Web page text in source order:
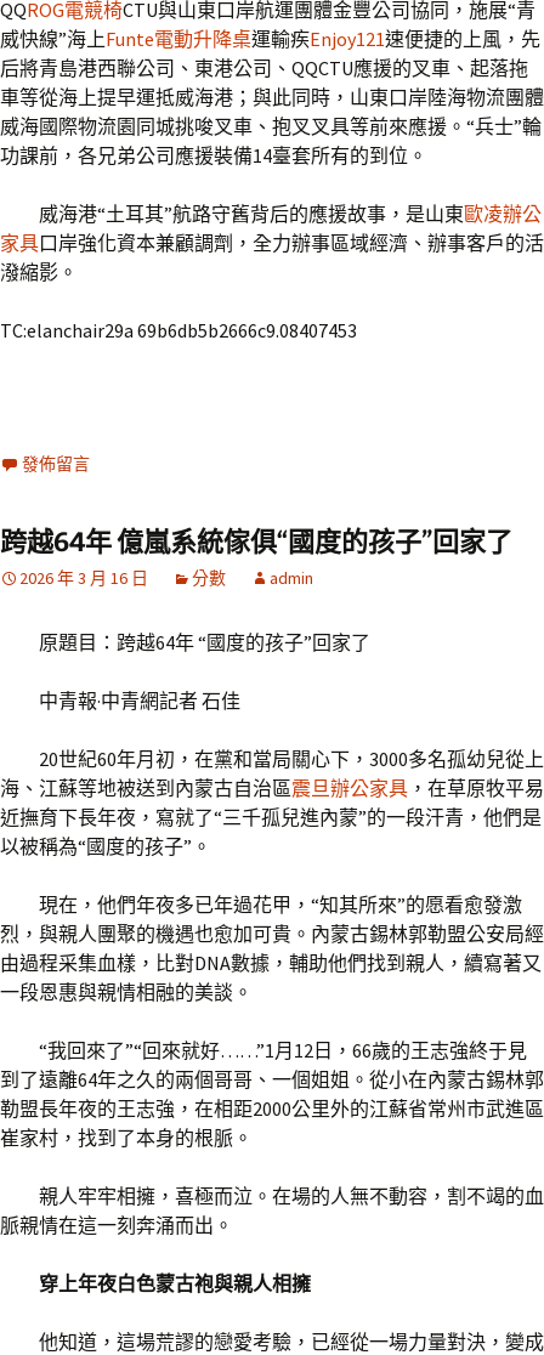
QQROG電競椅CTU與山東口岸航運團體金豐公司協同，施展“青
威快線”海上Funte電動升降桌運輸疾Enjoy121速便捷的上風，先
后將青島港西聯公司、東港公司、QQCTU應援的叉車、起落拖
車等從海上提早運抵威海港；與此同時，山東口岸陸海物流團體
威海國際物流園同城挑唆叉車、抱叉叉具等前來應援。“兵士”輪
功課前，各兄弟公司應援裝備14臺套所有的到位。
威海港“土耳其”航路守舊背后的應援故事，是山東歐凌辦公
家具口岸強化資本兼顧調劑，全力辦事區域經濟、辦事客戶的活
潑縮影。
TC:elanchair29a 69b6db5b2666c9.08407453
發佈留言
跨越64年 億嵐系統傢俱“國度的孩子”回家了
2026 年 3 月 16 日 分數 admin
原題目：跨越64年 “國度的孩子”回家了
中青報·中青網記者 石佳
20世紀60年月初，在黨和當局關心下，3000多名孤幼兒從上
海、江蘇等地被送到內蒙古自治區震旦辦公家具 ，在草原牧平易
近撫育下長年夜，寫就了“三千孤兒進內蒙”的一段汗青，他們是
以被稱為“國度的孩子”。
現在，他們年夜多已年過花甲，“知其所來”的愿看愈發激
烈，與親人團聚的機遇也愈加可貴。內蒙古錫林郭勒盟公安局經
由過程采集血樣，比對DNA數據，輔助他們找到親人，續寫著又
一段恩惠與親情相融的美談。
“我回來了”“回來就好……”1月12日，66歲的王志強終于見
到了遠離64年之久的兩個哥哥、一個姐姐。從小在內蒙古錫林郭
勒盟長年夜的王志強，在相距2000公里外的江蘇省常州市武進區
崔家村，找到了本身的根脈。
親人牢牢相擁，喜極而泣。在場的人無不動容，割不竭的血
脈親情在這一刻奔涌而出。
穿上年夜白色蒙古袍與親人相擁
他知道，這場荒謬的戀愛考驗，已經從一場力量對決，變成